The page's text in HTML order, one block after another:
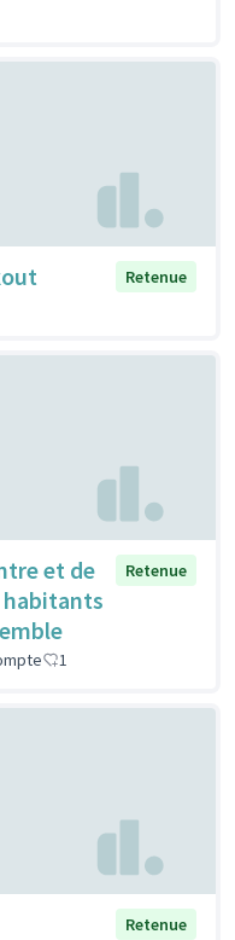
Retenue
et de
Retenue
1
Retenue